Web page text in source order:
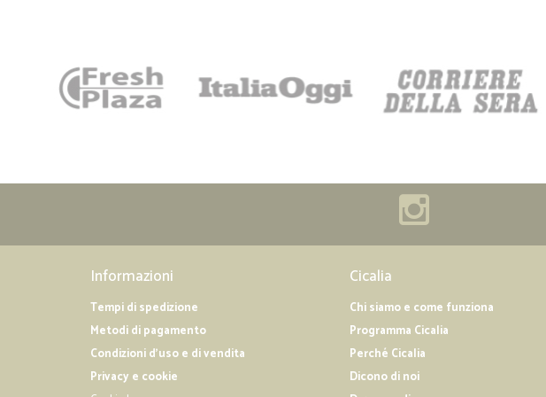
Informazioni
Tempi di spedizione
Metodi di pagamento
Condizioni d'uso e di vendita
Privacy e cookie
Cicalia
Chi siamo e come funziona
Programma Cicalia
Perché Cicalia
Dicono di noi